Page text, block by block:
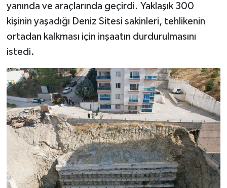
yanında ve araçlarında geçirdi. Yaklaşık 300
kişinin yaşadığı Deniz Sitesi sakinleri, tehlikenin
ortadan kalkması için inşaatın durdurulmasını
istedi.